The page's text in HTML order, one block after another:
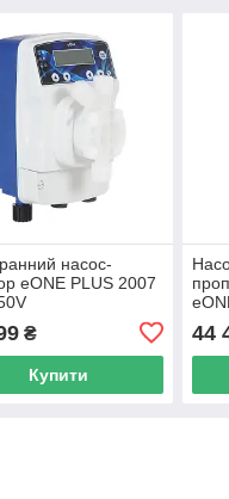
насос-
eONE PLUS 2007
₴
Купити
44